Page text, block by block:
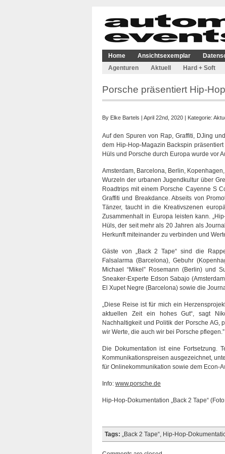
Home Ansichtsexemplar
Agenturen
Aktuell Hard + Soft
Porsche präsentiert Hip-
By Elke Bartels | April 22nd, 2020 | Kategorie:
Auf den Spuren von Rap, Graffiti, DJing
dem Hip-Hop-Magazin Backspin
Hüls und Porsche durch Europa wurde vor
Amsterdam, Barcelona, Berlin,
Wurzeln der urbanen Jugendkultur über
Roadtrips mit einem Porsche Cayenne S
Graffiti und Breakdance. Abseits von
Tänzer, taucht in die Kreativszenen
Zusammenhalt in Europa leisten kann.
Hüls, der seit mehr als 20 Jahren als
Herkunft miteinander zu verbinden und
Gäste von „Back 2 Tape“ sind die
Falsalarma (Barcelona), Gebuhr
Michael “Mikel” Rosemann (Berlin) und
Sneaker-Experte Edson Sabajo
El Xupet Negre (Barcelona) sowie die
„Diese Reise ist für mich ein
aktuellen Zeit ein hohes Gut“, sagt
Nachhaltigkeit und Politik der Porsche AG,
wir Werte, die auch wir bei Porsche pflegen.”
Die Dokumentation ist eine Fortsetzung.
Kommunikationspreisen ausgezeichnet,
für Onlinekommunikation sowie dem Econ-
Info: www.porsche.de
Hip-Hop-Dokumentation „Back 2 Tape“
Tags: „Back 2 Tape“, Hip-Hop-